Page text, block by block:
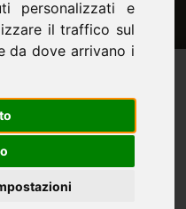
personalizzati e
il traffico sul
da dove arrivano i